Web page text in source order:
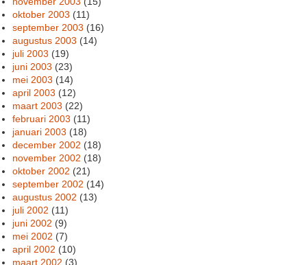
oktober 2003 (11)
september 2003 (16)
augustus 2003 (14)
juli 2003 (19)
juni 2003 (23)
mei 2003 (14)
april 2003 (12)
maart 2003 (22)
februari 2003 (11)
januari 2003 (18)
december 2002 (18)
november 2002 (18)
oktober 2002 (21)
september 2002 (14)
augustus 2002 (13)
juli 2002 (11)
juni 2002 (9)
mei 2002 (7)
april 2002 (10)
maart 2002 (3)